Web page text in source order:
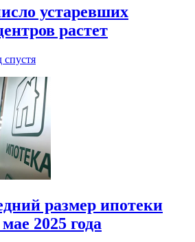
устаревших
растет
спустя
размер ипотеки
2025 года